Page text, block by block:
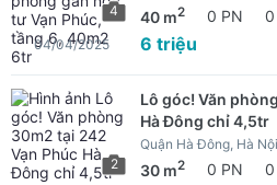
4 40 m2 0 PN 0
6 triệu
04/04/2025
2
Lô góc! Văn
Hà Đông chỉ 4,5tr
Quận Hà Đông, Hà Nội
30 m2 0 PN 0